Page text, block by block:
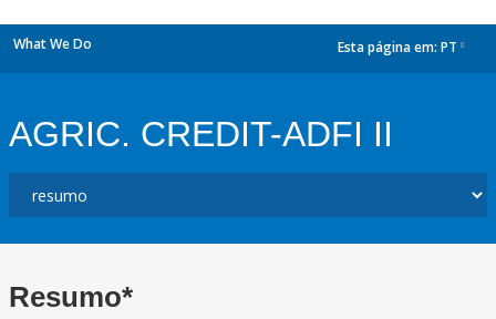
What We Do Esta página em: PT
AGRIC. CREDIT-ADFI II
Resumo*